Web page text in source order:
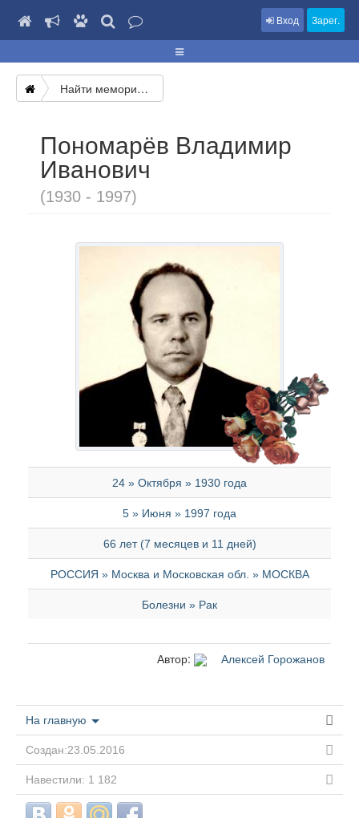
Вход Зарег.
Найти мемориал
Пономарёв Владимир
Иванович
(1930 - 1997)
24 » Октября » 1930 года
5 » Июня » 1997 года
66 лет (7 месяцев и 11 дней)
РОССИЯ » Москва и Московская обл. » МОСКВА
Болезни » Рак
Автор: Алексей Горожанов
На главную
Создан:23.05.2016
Навестили: 1 182